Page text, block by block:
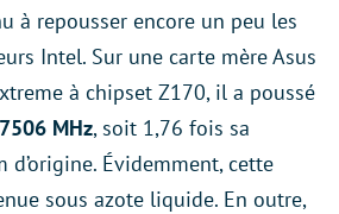
à repousser encore un peu les
Intel. Sur une carte mère Asus
à chipset Z170, il a poussé
MHz, soit 1,76 fois sa
Évidemment, cette
sous azote liquide. En outre,